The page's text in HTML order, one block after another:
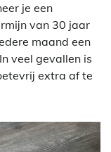
je een
van 30 jaar
maand een
veel gevallen is
extra af te